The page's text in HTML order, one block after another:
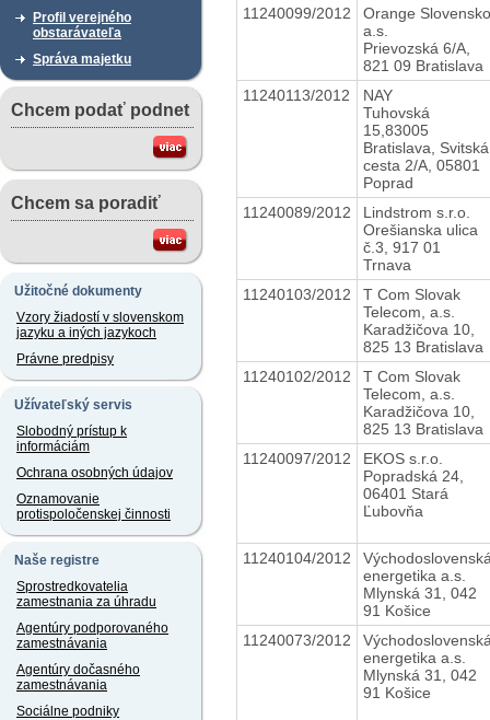
Profil verejného
obstarávateľa
Správa majetku
Chcem podať podnet
Chcem sa poradiť
Užitočné dokumenty
Vzory žiadostí v slovenskom
jazyku a iných jazykoch
Právne predpisy
Užívateľský servis
Slobodný prístup k
informáciám
Ochrana osobných údajov
Oznamovanie
protispoločenskej činnosti
Naše registre
Sprostredkovatelia
zamestnania za úhradu
Agentúry podporovaného
zamestnávania
Agentúry dočasného
zamestnávania
Sociálne podniky
11240099/2012
Orange Slovensko
a.s.
Prievozská 6/A,
821 09 Bratislava
11240113/2012
NAY
Tuhovská
15,83005
Bratislava, Svitská
cesta 2/A, 05801
Poprad
11240089/2012
Lindstrom s.r.o.
Orešianska ulica
č.3, 917 01
Trnava
11240103/2012
T Com Slovak
Telecom, a.s.
Karadžičova 10,
825 13 Bratislava
11240102/2012
T Com Slovak
Telecom, a.s.
Karadžičova 10,
825 13 Bratislava
11240097/2012
EKOS s.r.o.
Popradská 24,
06401 Stará
Ľubovňa
11240104/2012
energetika a.s.
Mlynská 31, 042
91 Košice
11240073/2012
energetika a.s.
Mlynská 31, 042
91 Košice